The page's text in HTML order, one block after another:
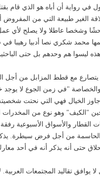
في رواية أن أباه هو الذي قام
الغير طبيعة التي من المفروض
وشخصا عاطلا ولا يصلح لأي
محمد شكري نصا أدبيا رهيبا
هذه ليسوا هم وحدهم بل حتى
مع قطط المزابل من أجل
"في زمن الجوع لا
الخيال فهي التي نحتت
"الكيف" وهو نوع من المخدرات
والأسواق الأسبوعية
الحاسمة من أجل فرض سيطرة.
حتى أنه يذكر أنه في أحد
تقاليد المجتمعات العربية.